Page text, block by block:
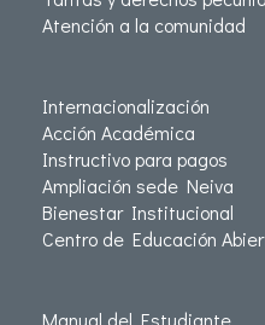
Atención a la comunidad
Internacionalización
Acción Académica
Instructivo para pagos
Ampliación sede Neiva
Bienestar Institucional
Centro de Educación
Manual del Estudiante